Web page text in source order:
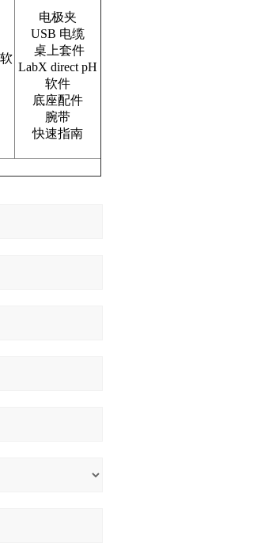
软
电极夹
USB 电缆
桌上套件
LabX direct pH
软件
底座配件
腕带
快速指南